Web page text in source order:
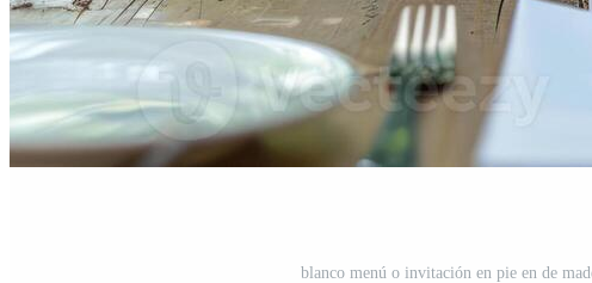
blanco menú o invitación en pie en de